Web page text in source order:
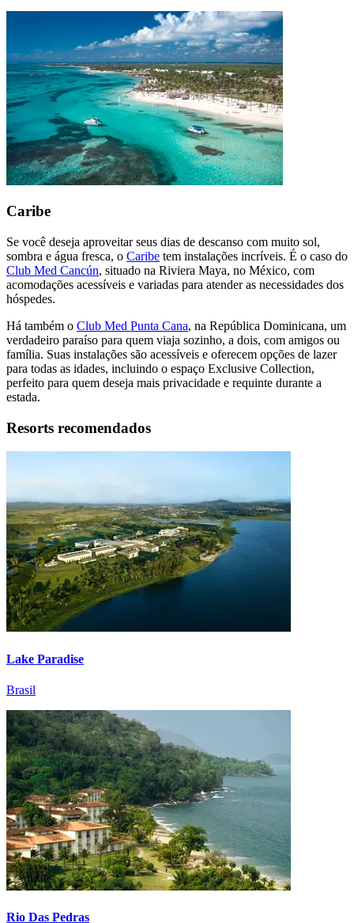
Caribe
Se você deseja aproveitar seus dias de descanso com muito sol,
sombra e água fresca, o Caribe tem instalações incríveis. É o caso do
Club Med Cancún, situado na Riviera Maya, no México, com
acomodações acessíveis e variadas para atender as necessidades dos
hóspedes.
Há também o Club Med Punta Cana, na República Dominicana, um
verdadeiro paraíso para quem viaja sozinho, a dois, com amigos ou
família. Suas instalações são acessíveis e oferecem opções de lazer
para todas as idades, incluindo o espaço Exclusive Collection,
perfeito para quem deseja mais privacidade e requinte durante a
estada.
Resorts recomendados
Lake Paradise
Brasil
Rio Das Pedras